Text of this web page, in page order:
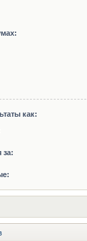
как:
за: